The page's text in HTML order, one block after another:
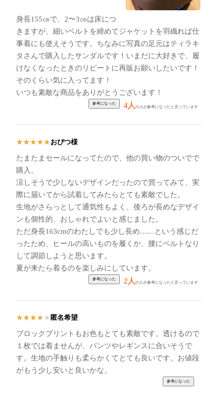
身長155㎝で、2〜3㎝は床につ
きますが、細いベルトを締めてジャケットを羽織れば仕
事着にも使えそうです。ちなみに写真の足元はティラキ
タさんで購入したサンダルです！いまだに大好きで、履
けなくなったときのリピートに再販お願いしたいです！
そのくらい気に入ってます！
いつも素敵な商品をありがとうございます！
4人の人が参考になったと言っています
★★★★★おぴつ様
たまたまセールになってたので、他の買い物のついでで
購入。
涼しそうで少しないデザインだったので買ってみて、実
際に届いてから試着してみたらとても素敵でした。
生地がさらっとして通気性もよく、後ろが長めなデザイ
ンも個性的、おしゃれでよいと感じました。
ただ身長163cmのわたしでも少し長め……という感じだ
ったため、ヒールの高いものを履くか、腰にベルトなり
して調節しようと思います。
夏が来たら着るのを楽しみにしています。
2人の人が参考になったと言っています
★★★★ ★ 匿名希望
ブロックプリントもお色もとても素敵です。透けるので
１枚では着ませんが、パンツやレギンスに合いそうで
す。生地の手触りも柔らかくてとても良いです。お値段
がもう少し安いと良いかな。